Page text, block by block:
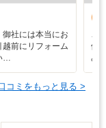
社には本当にお
前にリフォーム
…
こ
僚
み
コミをもっと見る >